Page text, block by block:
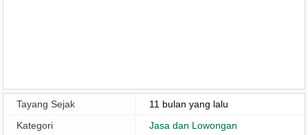
Tayang Sejak
11 bulan yang lalu
Kategori
Jasa dan Lowongan